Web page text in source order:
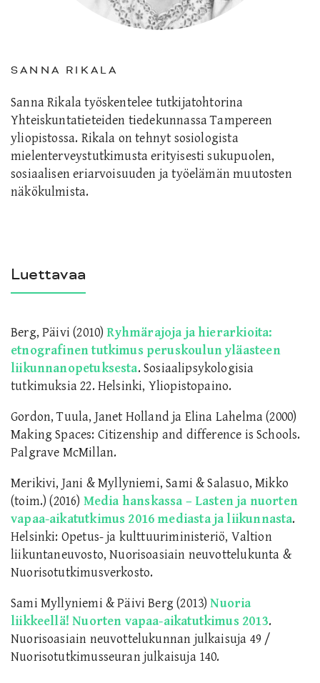
SANNA RIKALA
Sanna Rikala työskentelee tutkijatohtorina
Yhteiskuntatieteiden tiedekunnassa Tampereen
yliopistossa. Rikala on tehnyt sosiologista
mielenterveystutkimusta erityisesti sukupuolen,
sosiaalisen eriarvoisuuden ja työelämän muutosten
näkökulmista.
Luettavaa
Berg, Päivi (2010)Ryhmärajoja ja hierarkioita:
etnografinen tutkimus peruskoulun yläasteen
liikunnanopetuksesta. Sosiaalipsykologisia
tutkimuksia 22. Helsinki, Yliopistopaino.
Gordon, Tuula, Janet Holland ja Elina Lahelma (2000)
Making Spaces: Citizenship and difference is Schools.
Palgrave McMillan.
Merikivi, Jani & Myllyniemi, Sami & Salasuo, Mikko
(toim.) (2016) Media hanskassa – Lasten ja nuorten
vapaa-aikatutkimus 2016 mediasta ja liikunnasta.
Helsinki: Opetus- ja kulttuuriministeriö, Valtion
liikuntaneuvosto, Nuorisoasiain neuvottelukunta &
Nuorisotutkimusverkosto.
Sami Myllyniemi & Päivi Berg (2013)Nuoria
liikkeellä! Nuorten vapaa-aikatutkimus 2013.
Nuorisoasiain neuvottelukunnan julkaisuja 49 /
Nuorisotutkimusseuran julkaisuja 140.